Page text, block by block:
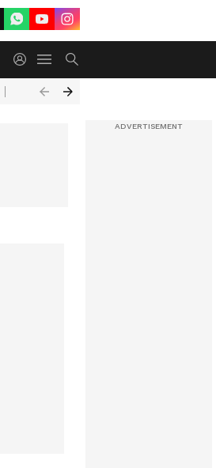
Akkineni Nageswara Rao